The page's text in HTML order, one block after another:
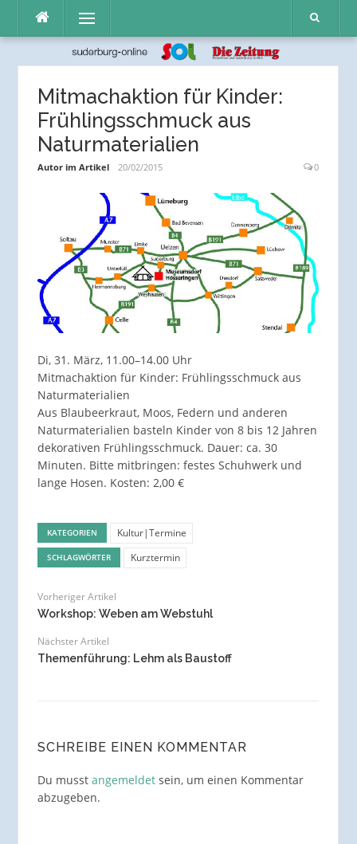
Inhalt
Menü
Mitmachaktion für Kinder:
Frühlingsschmuck aus
Naturmaterialien
Autor im Artikel 20/02/2015 0
Di, 31. März, 11.00–14.00 Uhr
Mitmachaktion für Kinder: Frühlingsschmuck aus
Naturmaterialien
Aus Blaubeerkraut, Moos, Federn und anderen
Naturmaterialien basteln Kinder von 8 bis 12 Jahren
dekorativen Frühlingsschmuck. Dauer: ca. 30
Minuten. Bitte mitbringen: festes Schuhwerk und
lange Hosen. Kosten: 2,00 €
KATEGORIEN Kultur|Termine
SCHLAGWÖRTER Kurztermin
Vorheriger Artikel
Workshop: Weben am Webstuhl
Nächster Artikel
Themenführung: Lehm als Baustoff­
SCHREIBE EINEN KOMMENTAR
Du musst angemeldetsein, um einen Kommentar
abzugeben.